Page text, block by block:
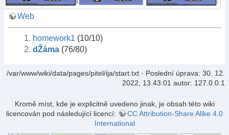
Web
homework1 (10/10)
dŽáma (76/80)
/var/www/wiki/data/pages/pitel/ija/start.txt · Poslední úprava: 30. 12.
2022, 13.43:01 autor: 127.0.0.1
Kromě míst, kde je explicitně uvedeno jinak, je obsah této wiki
licencován pod následující licencí:
CC Attribution-Share Alike 4.0
International